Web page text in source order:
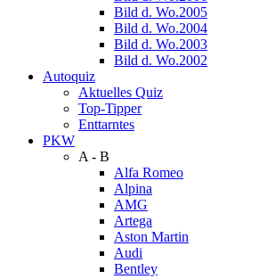
Bild d. Wo.2005
Bild d. Wo.2004
Bild d. Wo.2003
Bild d. Wo.2002
Autoquiz
Aktuelles Quiz
Top-Tipper
Enttarntes
PKW
A - B
Alfa Romeo
Alpina
AMG
Artega
Aston Martin
Audi
Bentley